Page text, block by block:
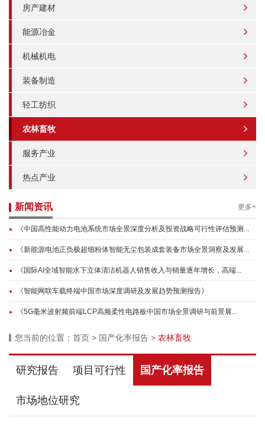
房产建材
能源冶金
机械机电
装备制造
轻工纺织
农林畜牧
服务产业
热点产业
新闻资讯 更多+
《中国高性能动力电池系统市场全景深度分析及投资战略可行性评估预测...
《新能源电池正负极超细粉体智能无尘包装成套装备市场全景洞察及发展...
《国际AI全域智能水下立体清洁机器人销售收入与销量逐年增长，高端...
《智能网联车载终端中国市场深度调研及发展趋势预测报告》
《5G毫米波射频前端LCP高频柔性电路板中国市场全景调研与前景展...
您当前的位置： 首页 > 国产化率报告 > 农林畜牧
研究报告 项目可行性 国产化率报告
市场地位研究